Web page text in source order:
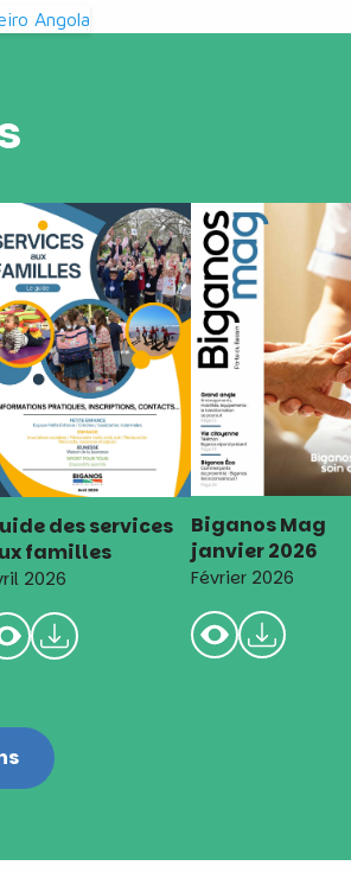
Angola
des services
familles
2026
Biganos Mag
janvier 2026
Février 2026